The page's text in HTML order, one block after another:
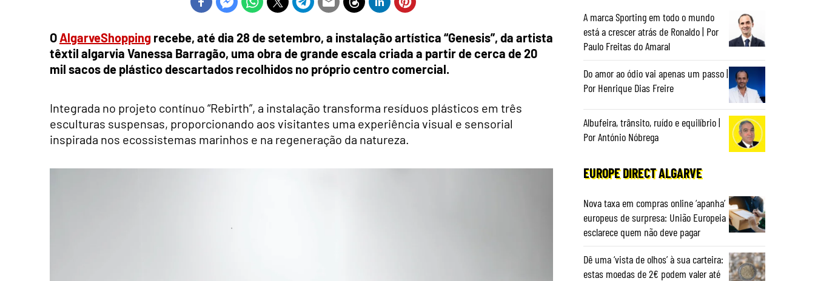
O AlgarveShopping recebe, até dia 28 de setembro, a instalação artística “Genesis”, da artista
têxtil algarvia Vanessa Barragão, uma obra de grande escala criada a partir de cerca de 20
mil sacos de plástico descartados recolhidos no próprio centro comercial.
Integrada no projeto contínuo “Rebirth”, a instalação transforma resíduos plásticos em três
esculturas suspensas, proporcionando aos visitantes uma experiência visual e sensorial
inspirada nos ecossistemas marinhos e na regeneração da natureza.
A marca Sporting em todo o mundo
está a crescer atrás de Ronaldo | Por
Paulo Freitas do Amaral
Do amor ao ódio vai apenas um passo |
Por Henrique Dias Freire
Albufeira, trânsito, ruído e equilíbrio |
Por António Nóbrega
EUROPE DIRECT ALGARVE
Nova taxa em compras online ‘apanha’
europeus de surpresa: União Europeia
esclarece quem não deve pagar
Dê uma ‘vista de olhos’ à sua carteira:
estas moedas de 2€ podem valer até